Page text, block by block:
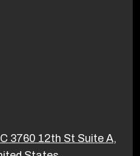
3760 12th St Suite A,